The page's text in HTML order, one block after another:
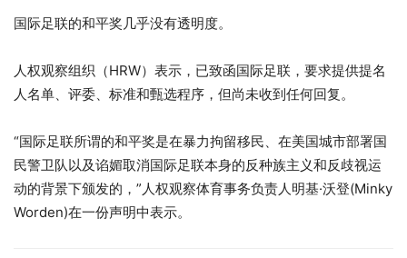
国际足联的和平奖几乎没有透明度。
人权观察组织（HRW）表示，已致函国际足联，要求提供提名
人名单、评委、标准和甄选程序，但尚未收到任何回复。
“国际足联所谓的和平奖是在暴力拘留移民、在美国城市部署国
民警卫队以及谄媚取消国际足联本身的反种族主义和反歧视运
动的背景下颁发的，”人权观察体育事务负责人明基·沃登(Minky
Worden)在一份声明中表示。